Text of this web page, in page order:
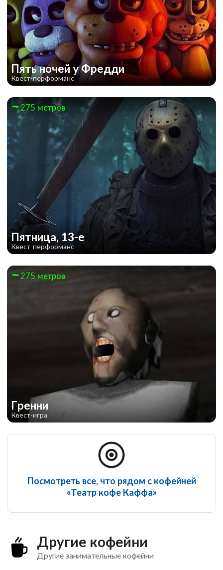
Пять ночей у Фредди
Квест-перформанс
275 метров
Пятница, 13-е
Квест-перформанс
275 метров
Гренни
Квест-игра
Посмотреть все, что рядом с кофейней
«Театр кофе Каффа»
Другие кофейни
Другие занимательные кофейни